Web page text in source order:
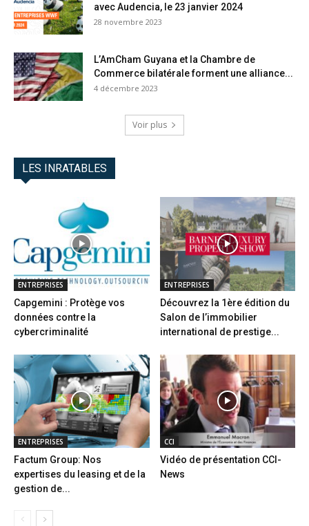
avec Audencia, le 23 janvier 2024
28 novembre 2023
L’AmCham Guyana et la Chambre de
Commerce bilatérale forment une alliance...
4 décembre 2023
Voir plus
LES INRATABLES
ENTREPRISES
Capgemini : Protège vos
données contre la
cybercriminalité
ENTREPRISES
Découvrez la 1ère édition du
Salon de l’immobilier
international de prestige...
ENTREPRISES
Factum Group: Nos
expertises du leasing et de la
gestion de...
CCI
Vidéo de présentation CCI-
News